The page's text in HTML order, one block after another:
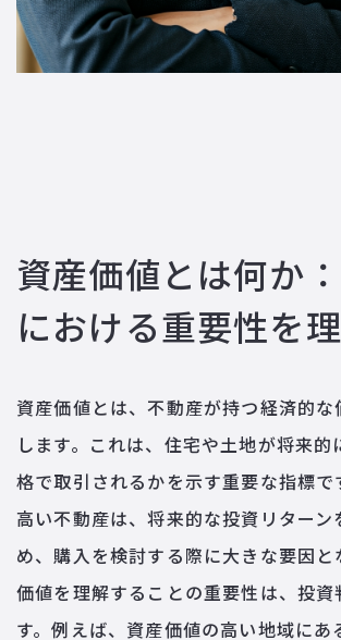
資産価値とは何か
における重要性を
資産価値とは、不動産が持つ経済的
します。これは、住宅や土地が将来
格で取引されるかを示す重要な指標で
高い不動産は、将来的な投資リターン
め、購入を検討する際に大きな要因と
価値を理解することの重要性は、投資
す。例えば、資産価値の高い地域にあ